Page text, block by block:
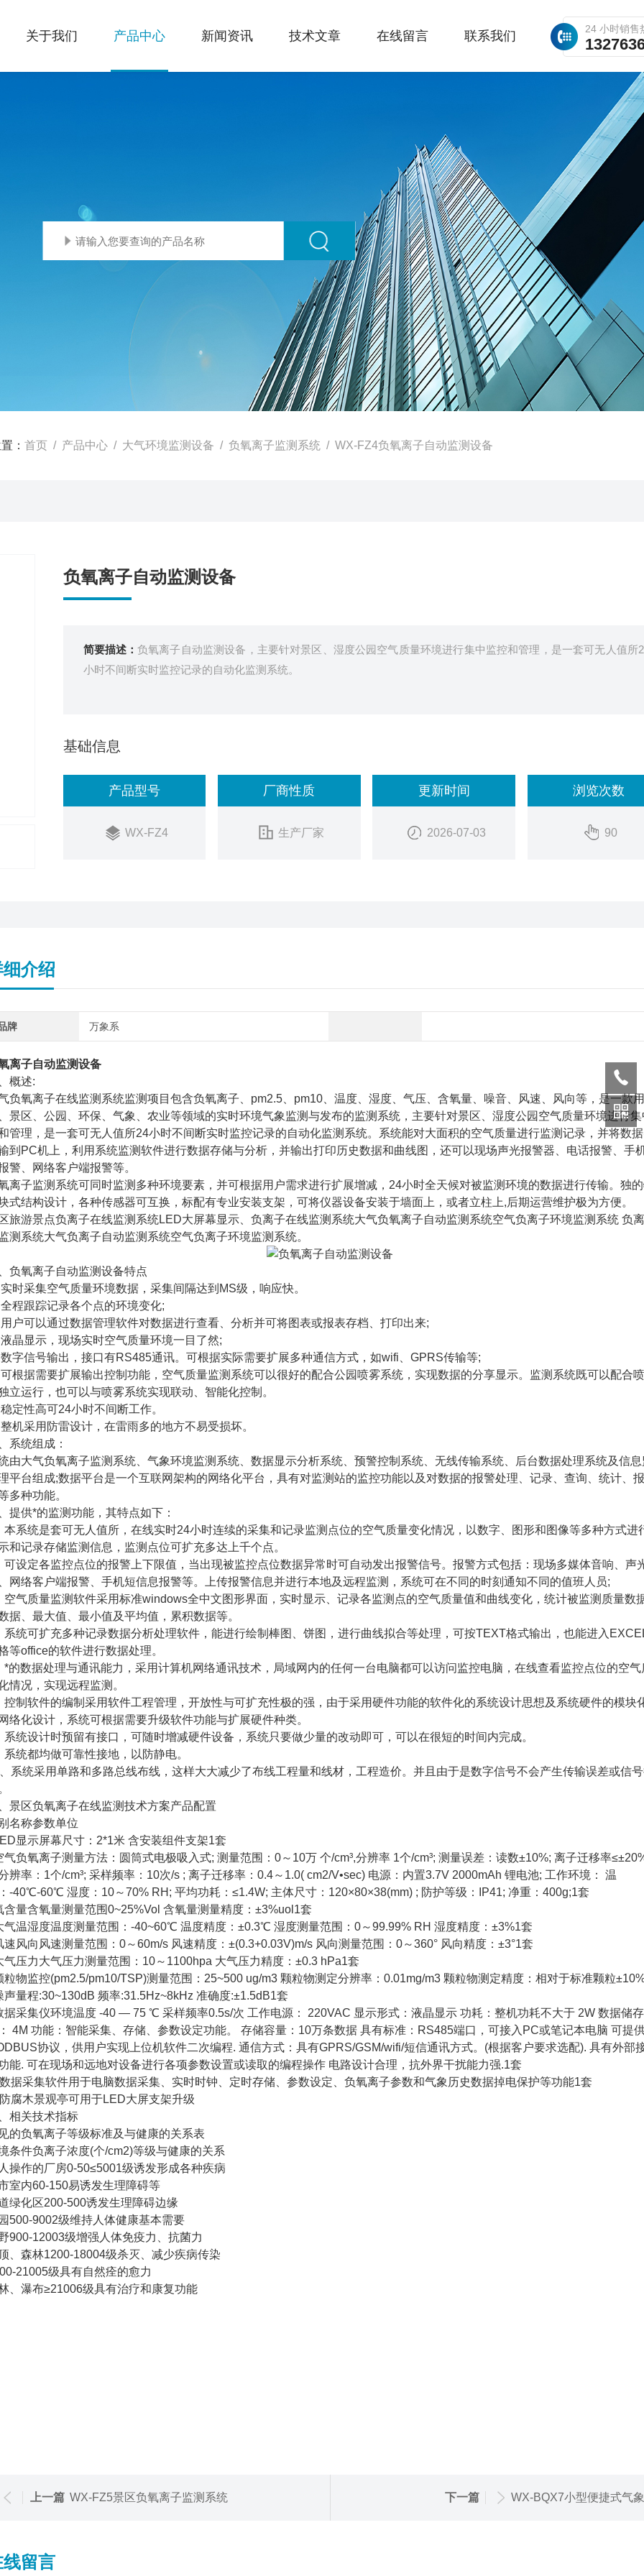
24 小时销售
关于我们 产品中心 新闻资讯 技术文章 在线留言 联系我们
： 首页 / 产品中心 / 大气环境监测设备 / 负氧离子监测系统 / WX-FZ4负氧离子自动监测设备
负氧离子自动监测设备
简要描述： 负氧离子自动监测设备，主要针对景区、湿度公园空气质量环境进行集中监控和管理，是一套可无人值所
小时不间断实时监控记录的自动化监测系统。
基础信息
产品型号
WX-FZ4
厂商性质
生产厂家
更新时间
2026-07-03
浏览次数
90
介绍
牌 万象系
离子自动监测设备
概述:
负氧离子在线监测系统监测项目包含负氧离子、pm2.5、pm10、温度、湿度、气压、含氧量、噪音、风速、风向等，是一款
景区、公园、环保、气象、农业等领域的实时环境气象监测与发布的监测系统，主要针对景区、湿度公园空气质量环境进行
管理，是一套可无人值所24小时不间断实时监控记录的自动化监测系统。系统能对大面积的空气质量进行监测记录，并将数
到PC机上，利用系统监测软件进行数据存储与分析，并输出打印历史数据和曲线图，还可以现场声光报警器、电话报警、手
警、网络客户端报警等。
离子监测系统可同时监测多种环境要素，并可根据用户需求进行扩展增减，24小时全天候对被监测环境的数据进行传输。独
式结构设计，各种传感器可互换，标配有专业安装支架，可将仪器设备安装于墙面上，或者立柱上,后期运营维护极为方便。
旅游景点负离子在线监测系统LED大屏幕显示、负离子在线监测系统大气负氧离子自动监测系统空气负离子环境监测系统 负
测系统大气负离子自动监测系统空气负离子环境监测系统。
负氧离子自动监测设备特点
时采集空气质量环境数据，采集间隔达到MS级，响应快。
程跟踪记录各个点的环境变化;
户可以通过数据管理软件对数据进行查看、分析并可将图表或报表存档、打印出来;
晶显示，现场实时空气质量环境一目了然;
字信号输出，接口有RS485通讯。可根据实际需要扩展多种通信方式，如wifi、GPRS传输等;
根据需要扩展输出控制功能，空气质量监测系统可以很好的配合公园喷雾系统，实现数据的分享显示。监测系统既可以配合
立运行，也可以与喷雾系统实现联动、智能化控制。
定性高可24小时不间断工作。
机采用防雷设计，在雷雨多的地方不易受损坏。
系统组成：
由大气负氧离子监测系统、气象环境监测系统、数据显示分析系统、预警控制系统、无线传输系统、后台数据处理系统及信
平台组成;数据平台是一个互联网架构的网络化平台，具有对监测站的监控功能以及对数据的报警处理、记录、查询、统计、
多种功能。
提供*的监测功能，其特点如下：
本系统是套可无人值所，在线实时24小时连续的采集和记录监测点位的空气质量变化情况，以数字、图形和图像等多种方式进
和记录存储监测信息，监测点位可扩充多达上千个点。
可设定各监控点位的报警上下限值，当出现被监控点位数据异常时可自动发出报警信号。报警方式包括：现场多媒体音响、声
网络客户端报警、手机短信息报警等。上传报警信息并进行本地及远程监测，系统可在不同的时刻通知不同的值班人员;
空气质量监测软件采用标准windows全中文图形界面，实时显示、记录各监测点的空气质量值和曲线变化，统计被监测质量数
据、 最大值、最小值及平均值，累积数据等。
系统可扩充多种记录数据分析处理软件，能进行绘制棒图、饼图，进行曲线拟合等处理，可按TEXT格式输出，也能进入
等office的软件进行数据处理。
*的数据处理与通讯能力，采用计算机网络通讯技术，局域网内的任何一台电脑都可以访问监控电脑，在线查看监控点位的空气
情况，实现远程监测。
控制软件的编制采用软件工程管理，开放性与可扩充性极的强，由于采用硬件功能的软件化的系统设计思想及系统硬件的模块
络化设计，系统可根据需要升级软件功能与扩展硬件种类。
系统设计时预留有接口，可随时增减硬件设备，系统只要做少量的改动即可，可以在很短的时间内完成。
系统都均做可靠性接地，以防静电。
系统采用单路和多路总线布线，这样大大减少了布线工程量和线材，工程造价。并且由于是数字信号不会产生传输误差或信
景区负氧离子在线监测技术方案产品配置
名称参数单位
显示屏幕尺寸：2*1米 含安装组件支架1套
气负氧离子测量方法：圆筒式电极吸入式; 测量范围：0～10万 个/cm³,分辨率 1个/cm³; 测量误差：读数±10%; 离子迁移率
辨率：1个/cm³; 采样频率：10次/s ; 离子迁移率：0.4～1.0( cm2/V•sec) 电源：内置3.7V 2000mAh 锂电池; 工作环境： 温
-40℃-60℃ 湿度：10～70% RH; 平均功耗：≤1.4W; 主体尺寸：120×80×38(mm) ; 防护等级：IP41; 净重：400g;1套
含量含氧量测量范围0~25%Vol 含氧量测量精度：±3%uol1套
气温湿度温度测量范围：-40~60℃ 温度精度：±0.3℃ 湿度测量范围：0～99.99% RH 湿度精度：±3%1套
速风向风速测量范围：0～60m/s 风速精度：±(0.3+0.03V)m/s 风向测量范围：0～360° 风向精度：±3°1套
气压力大气压力测量范围：10～1100hpa 大气压力精度：±0.3 hPa1套
粒物监控(pm2.5/pm10/TSP)测量范围：25~500 ug/m3 颗粒物测定分辨率：0.01mg/m3 颗粒物测定精度：相对于标准颗粒
声量程:30~130dB 频率:31.5Hz~8kHz 准确度:±1.5dB1套
据采集仪环境温度 -40 — 75 ℃ 采样频率0.5s/次 工作电源： 220VAC 显示形式：液晶显示 功耗：整机功耗不大于 2W 数据储
4M 功能：智能采集、存储、参数设定功能。 存储容量：10万条数据 具有标准：RS485端口，可接入PC或笔记本电脑 可提
协议，供用户实现上位机软件二次编程. 通信方式：具有GPRS/GSM/wifi/短信通讯方式。(根据客户要求选配). 具有外部
能. 可在现场和远地对设备进行各项参数设置或读取的编程操作 电路设计合理，抗外界干扰能力强.1套
据采集软件用于电脑数据采集、实时时钟、定时存储、参数设定、负氧离子参数和气象历史数据掉电保护等功能1套
腐木景观亭可用于LED大屏支架升级
相关技术指标
的负氧离子等级标准及与健康的关系表
条件负离子浓度(个/cm2)等级与健康的关系
操作的厂房0-50≤5001级诱发形成各种疾病
室内60-150易诱发生理障碍等
绿化区200-500诱发生理障碍边缘
500-9002级维持人体健康基本需要
900-12003级增强人体免疫力、抗菌力
、森林1200-18004级杀灭、减少疾病传染
21005级具有自然痊的愈力
、瀑布≥21006级具有治疗和康复功能
上一篇 WX-FZ5景区负氧离子监测系统 下一篇 WX-BQX7小型便捷式气
线留言